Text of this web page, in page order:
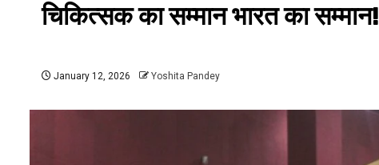
चिकित्सक का सम्मान भारत का सम्मान!
January 12, 2026 Yoshita Pandey